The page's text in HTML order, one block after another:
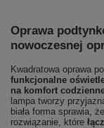
Oprawa
nowoczesnej
Kwadratowa oprawa
funkcjonalne
na komfort
lampa tworzy
biała forma sprawia,
rozwiązanie, które